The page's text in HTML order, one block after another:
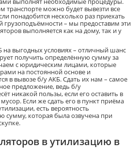
транспорте можно будет вывезти все
понадобится несколько раз приехать
грузоподъёмности – мы предоставим эти
выполняется как на дому, так и у
на выгодных условиях – отличный шанс
получить определённую сумму за
с юридическим лицами, которые
на постоянной основе и
в вывозе б/у АКБ. Сдать их нам – самое
предложение, ведь б/у
никакой пользы, если его оставить в
Если же сдать его в пункт приёма
, есть вероятность
сумму, которая была озвучена при
.
в утилизацию в